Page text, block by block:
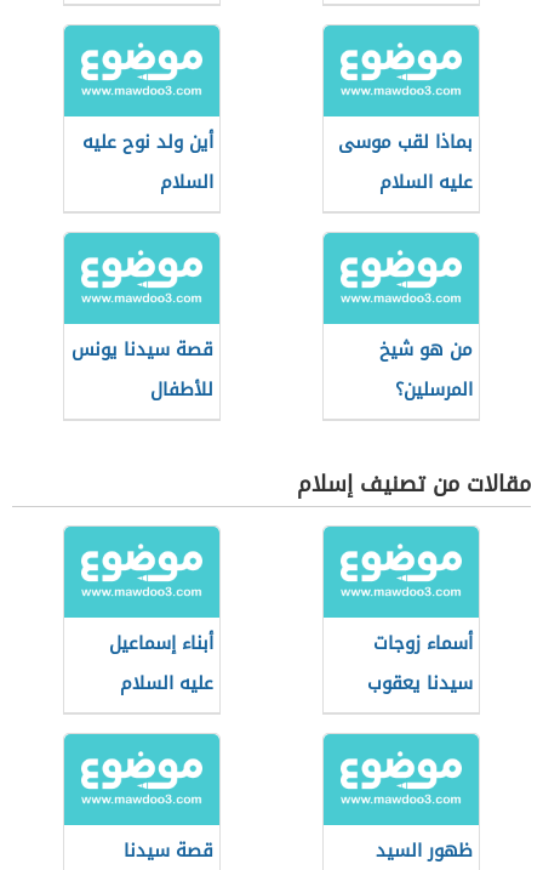
بماذا لقب موسى
عليه السلام
أين ولد نوح عليه
السلام
من هو شيخ
المرسلين؟
قصة سيدنا يونس
للأطفال
مقالات من تصنيف إسلام
أسماء زوجات
سيدنا يعقوب
أبناء إسماعيل
عليه السلام
ظهور السيد
قصة سيدنا